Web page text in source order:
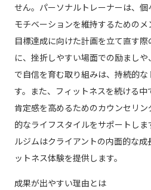
せん。パーソナルトレーナーは、
モチベーションを維持するためのメ
目標達成に向けた計画を立て直す
に、挫折しやすい場面での励まし
で自信を育む取り組みは、持続的
す。また、フィットネスを続ける
肯定感を高めるためのカウンセリ
的なライフスタイルをサポートし
ルジムはクライアントの内面的な
ットネス体験を提供します。
成果が出やすい理由とは